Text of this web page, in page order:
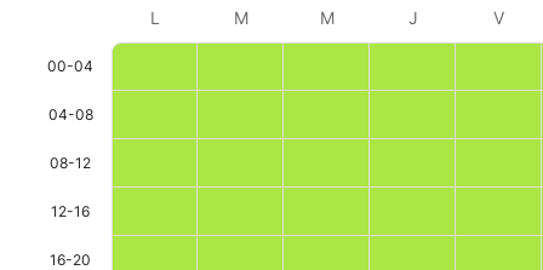
L M M J V
00-04
04-08
08-12
12-16
16-20